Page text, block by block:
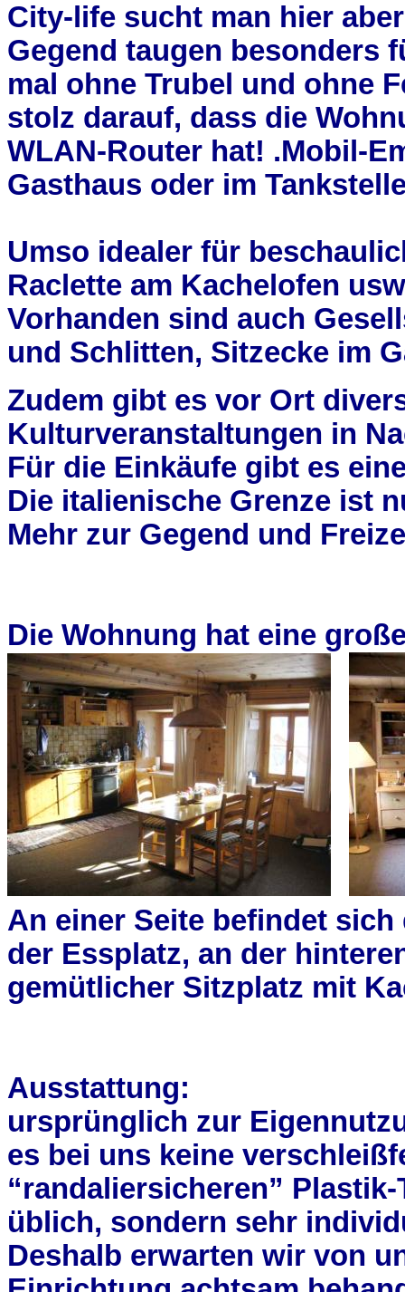
City-life sucht man hier
Gegend taugen besonders
mal ohne Trubel und ohne
stolz darauf, dass die
WLAN-Router hat! .Mobil-
Gasthaus oder im
Umso idealer für
Raclette am Kachelofen
Vorhanden sind auch
und Schlitten, Sitzecke im
Zudem gibt es vor Ort
Kulturveranstaltungen in
Für die Einkäufe gibt es
Die italienische Grenze ist
Mehr zur Gegend und
Die Wohnung hat eine
An einer Seite befindet sich
der Essplatz, an der
gemütlicher Sitzplatz mit
Ausstattung:
ursprünglich zur
es bei uns keine
“randaliersicheren”
üblich, sondern sehr
Deshalb erwarten wir von